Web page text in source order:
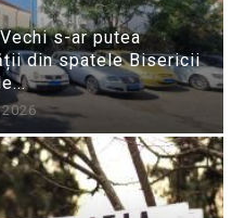
s-ar putea
din spatele Bisericii